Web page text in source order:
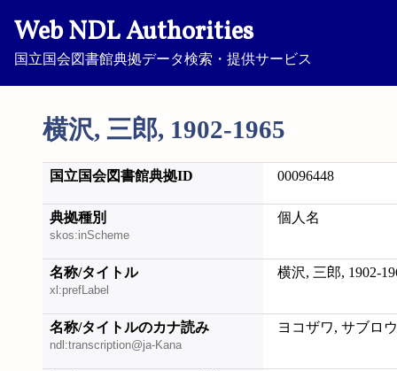
Web NDL Authorities
国立国会図書館典拠データ検索・提供サービス
横沢, 三郎, 1902-1965
国立国会図書館典拠ID 00096448
典拠種別
skos:inScheme
個人名
名称/タイトル
xl:prefLabel
横沢, 三郎, 1902-
名称/タイトルのカナ読み
ndl:transcription@ja-Kana
ヨコザワ, サブロ